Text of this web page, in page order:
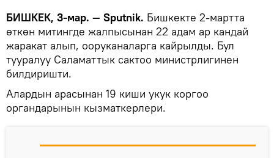
БИШКЕК, 3-мар. — Sputnik. Бишкекте 2-мартта
өткөн митингде жалпысынан 22 адам ар кандай
жаракат алып, ооруканаларга кайрылды. Бул
тууралуу Саламаттык сактоо министрлигинен
билдиришти.
Алардын арасынан 19 киши укук коргоо
органдарынын кызматкерлери.